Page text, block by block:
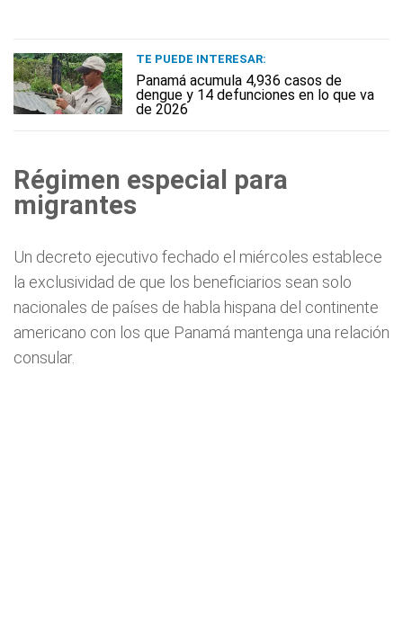
TE PUEDE INTERESAR:
Panamá acumula 4,936 casos de
dengue y 14 defunciones en lo que va
de 2026
Régimen especial para
migrantes
Un decreto ejecutivo fechado el miércoles establece
la exclusividad de que los beneficiarios sean solo
nacionales de países de habla hispana del continente
americano con los que Panamá mantenga una relación
consular.